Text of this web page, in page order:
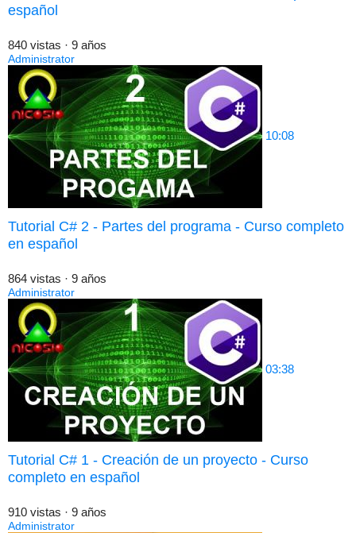
español
840 vistas · 9 años
Administrator
10:08
Tutorial C# 2 - Partes del programa - Curso completo
en español
864 vistas · 9 años
Administrator
03:38
Tutorial C# 1 - Creación de un proyecto - Curso
completo en español
910 vistas · 9 años
Administrator